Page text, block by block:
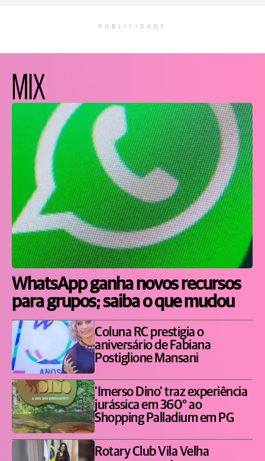
PUBLICIDADE
MIX
WhatsApp ganha novos recursos
para grupos; saiba o que mudou
Coluna RC prestigia o
aniversário de Fabiana
Postiglione Mansani
'Imerso Dino' traz experiência
jurássica em 360° ao
Shopping Palladium em PG
Rotary Club Vila Velha